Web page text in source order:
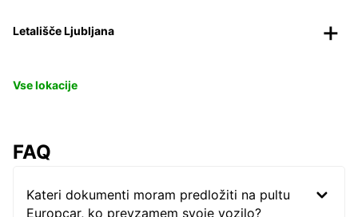
Letališče Ljubljana
Vse lokacije
FAQ
Kateri dokumenti moram predložiti na pultu
Europcar, ko prevzamem svoje vozilo?